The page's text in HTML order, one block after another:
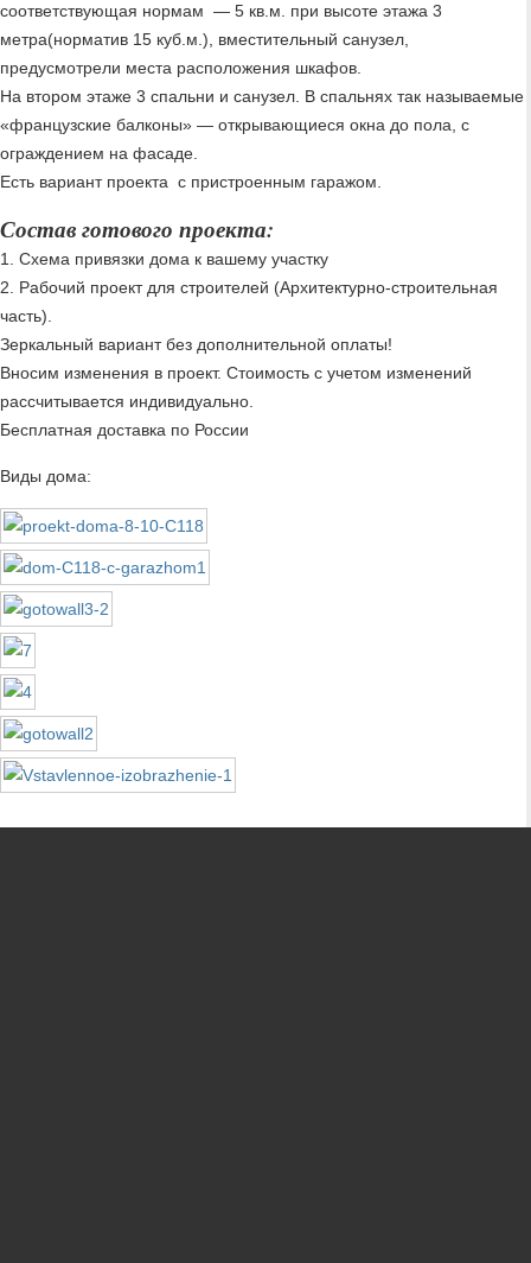
соответствующая нормам — 5 кв.м. при высоте этажа 3
метра(норматив 15 куб.м.), вместительный санузел,
предусмотрели места расположения шкафов.
На втором этаже 3 спальни и санузел. В спальнях так называемые
«французские балконы» — открывающиеся окна до пола, с
ограждением на фасаде.
Есть вариант проекта с пристроенным гаражом.
Состав готового проекта:
1. Схема привязки дома к вашему участку
2. Рабочий проект для строителей (Архитектурно-строительная
часть).
Зеркальный вариант без дополнительной оплаты!
Вносим изменения в проект. Стоимость с учетом изменений
рассчитывается индивидуально.
Бесплатная доставка по России
Виды дома: